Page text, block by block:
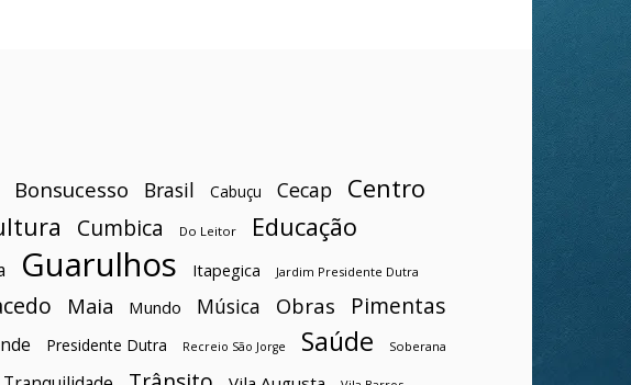
Bonsucesso Brasil Cabuçu Cecap Centro
Cumbica Do Leitor Educação
Guarulhos Itapegica Jardim Presidente Dutra
Maia Mundo Música Obras Pimentas
Presidente Dutra Recreio São Jorge Saúde Soberana